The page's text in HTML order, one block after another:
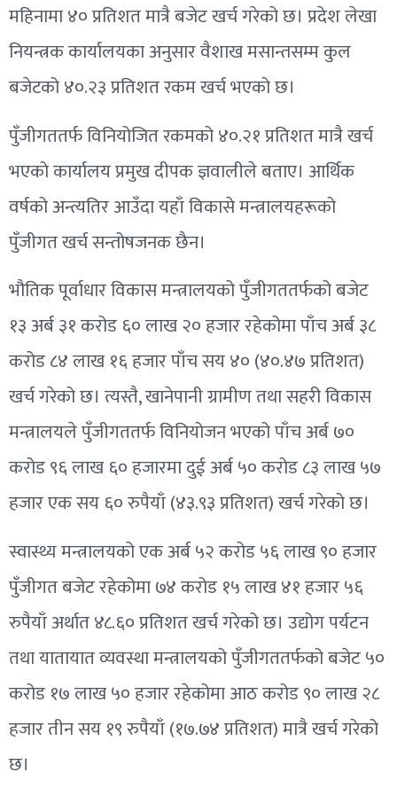
महिनामा ४० प्रतिशत मात्रै बजेट खर्च गरेको छ। प्रदेश लेखा
नियन्त्रक कार्यालयका अनुसार वैशाख मसान्तसम्म कुल
बजेटको ४०.२३ प्रतिशत रकम खर्च भएको छ।
पुँजीगततर्फ विनियोजित रकमको ४०.२१ प्रतिशत मात्रै खर्च
भएको कार्यालय प्रमुख दीपक ज्ञवालीले बताए। आर्थिक
वर्षको अन्त्यतिर आउँदा यहाँ विकासे मन्त्रालयहरूको
पुँजीगत खर्च सन्तोषजनक छैन।
भौतिक पूर्वाधार विकास मन्त्रालयको पुँजीगततर्फको बजेट
१३ अर्ब ३१ करोड ६० लाख २० हजार रहेकोमा पाँच अर्ब ३८
करोड ८४ लाख १६ हजार पाँच सय ४० (४०.४७ प्रतिशत)
खर्च गरेको छ। त्यस्तै, खानेपानी ग्रामीण तथा सहरी विकास
मन्त्रालयले पुँजीगततर्फ विनियोजन भएको पाँच अर्ब ७०
करोड ९६ लाख ६० हजारमा दुई अर्ब ५० करोड ८३ लाख ५७
हजार एक सय ६० रुपैयाँ (४३.९३ प्रतिशत) खर्च गरेको छ।
स्वास्थ्य मन्त्रालयको एक अर्ब ५२ करोड ५६ लाख ९० हजार
पुँजीगत बजेट रहेकोमा ७४ करोड १५ लाख ४१ हजार ५६
रुपैयाँ अर्थात ४८.६० प्रतिशत खर्च गरेको छ। उद्योग पर्यटन
तथा यातायात व्यवस्था मन्त्रालयको पुँजीगततर्फको बजेट ५०
करोड १७ लाख ५० हजार रहेकोमा आठ करोड ९० लाख २८
हजार तीन सय १९ रुपैयाँ (१७.७४ प्रतिशत) मात्रै खर्च गरेको
छ।